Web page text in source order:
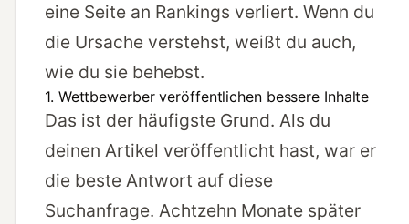
eine Seite an Rankings verliert. Wenn du
die Ursache verstehst, weißt du auch,
wie du sie behebst.
1. Wettbewerber veröffentlichen bessere Inhalte
Das ist der häufigste Grund. Als du
deinen Artikel veröffentlicht hast, war er
die beste Antwort auf diese
Suchanfrage. Achtzehn Monate später